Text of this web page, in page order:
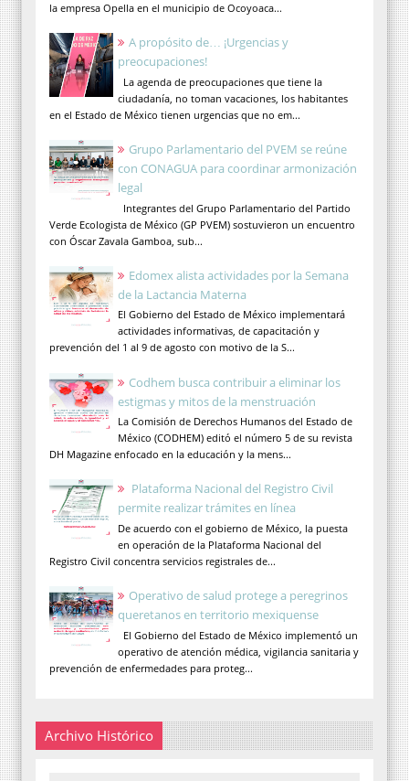
la empresa Opella en el municipio de Ocoyoaca...
A propósito de… ¡Urgencias y
preocupaciones!
La agenda de preocupaciones que tiene la
ciudadanía, no toman vacaciones, los habitantes
en el Estado de México tienen urgencias que no em...
Grupo Parlamentario del PVEM se reúne
con CONAGUA para coordinar armonización
legal
Integrantes del Grupo Parlamentario del Partido
Verde Ecologista de México (GP PVEM) sostuvieron un encuentro
con Óscar Zavala Gamboa, sub...
Edomex alista actividades por la Semana
de la Lactancia Materna
El Gobierno del Estado de México implementará
actividades informativas, de capacitación y
prevención del 1 al 9 de agosto con motivo de la S...
Codhem busca contribuir a eliminar los
estigmas y mitos de la menstruación
La Comisión de Derechos Humanos del Estado de
México (CODHEM) editó el número 5 de su revista
DH Magazine enfocado en la educación y la mens...
Plataforma Nacional del Registro Civil
permite realizar trámites en línea
De acuerdo con el gobierno de México, la puesta
en operación de la Plataforma Nacional del
Registro Civil concentra servicios registrales de...
Operativo de salud protege a peregrinos
queretanos en territorio mexiquense
El Gobierno del Estado de México implementó un
operativo de atención médica, vigilancia sanitaria y
prevención de enfermedades para proteg...
Archivo Histórico